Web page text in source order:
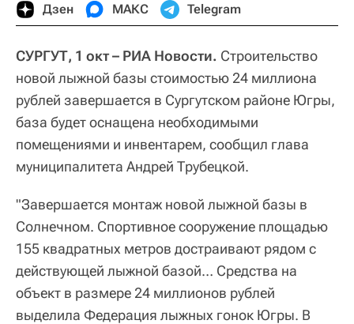
Дзен МАКС Telegram
СУРГУТ, 1 окт – РИА Новости. Строительство
новой лыжной базы стоимостью 24 миллиона
рублей завершается в Сургутском районе Югры,
база будет оснащена необходимыми
помещениями и инвентарем, сообщил глава
муниципалитета Андрей Трубецкой.
"Завершается монтаж новой лыжной базы в
Солнечном. Спортивное сооружение площадью
155 квадратных метров достраивают рядом с
действующей лыжной базой… Средства на
объект в размере 24 миллионов рублей
выделила Федерация лыжных гонок Югры. В